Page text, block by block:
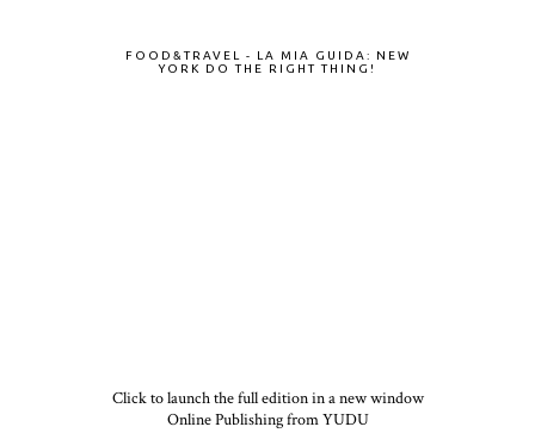
FOOD&TRAVEL - LA MIA GUIDA: NEW
YORK DO THE RIGHT THING!
Click to launch the full edition in a new window
Online Publishing from YUDU